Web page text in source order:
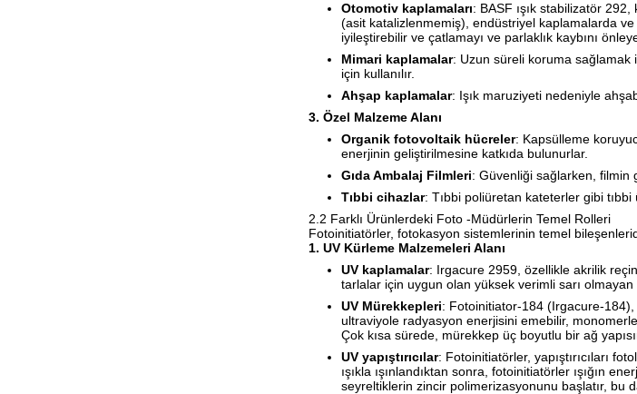
Otomotiv kaplamaları: BASF ışık stabilizatör
(asit katalizlenmemiş), endüstriyel kaplamalarda
iyileştirebilir ve çatlamayı ve parlaklık kaybını
Mimari kaplamalar: Uzun süreli koruma sağlamak
için kullanılır.
Ahşap kaplamalar: Işık maruziyeti nedeniyle
3. Özel Malzeme Alanı
Organik fotovoltaik hücreler: Kapsülleme
enerjinin geliştirilmesine katkıda bulunurlar.
Gıda Ambalaj Filmleri: Güvenliği sağlarken, filmin
Tıbbi cihazlar: Tıbbi poliüretan kateterler gibi
2.2 Farklı Ürünlerdeki Foto -Müdürlerin Temel Rolleri
Fotoinitiatörler, fotokasyon sistemlerinin temel
1. UV Kürleme Malzemeleri Alanı
UV kaplamalar: Irgacure 2959, özellikle akrilik
tarlalar için uygun olan yüksek verimli sarı
UV Mürekkepleri: Fotoinitiator-184 (Irgacure-
ultraviyole radyasyon enerjisini emebilir,
Çok kısa sürede, mürekkep üç boyutlu bir ağ
UV yapıştırıcılar: Fotoinitiatörler, yapıştırıcıları
ışıkla ışınlandıktan sonra, fotoinitiatörler ışığın
seyreltiklerin zincir polimerizasyonunu başlatır, bu